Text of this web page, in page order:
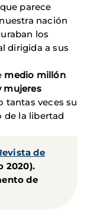
parece
nación
los
dirigida a sus
medio millón
mujeres
tantas veces su
de la libertad
de
2020).
de